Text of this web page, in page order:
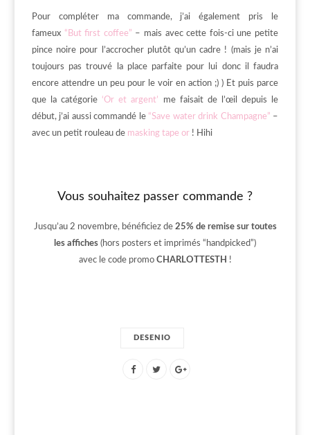
Pour compléter ma commande, j’ai également pris le
fameux “But first coffee” – mais avec cette fois-ci une petite
pince noire pour l’accrocher plutôt qu’un cadre ! (mais je n’ai
toujours pas trouvé la place parfaite pour lui donc il faudra
encore attendre un peu pour le voir en action ;) ) Et puis parce
que la catégorie ‘Or et argent’
me faisait de l’œil depuis le
début, j’ai aussi commandé le “Save water drink Champagne” –
avec un petit rouleau de masking tape or ! Hihi
Vous souhaitez passer commande ?
Jusqu’au 2 novembre, bénéficiez de 25% de remise sur toutes
les affiches (hors posters et imprimés “handpicked”)
avec le code promo CHARLOTTESTH !
DESENIO